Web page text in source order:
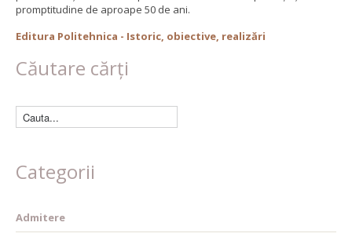
promptitudine de aproape 50 de ani.
Editura Politehnica - Istoric, obiective, realizări
Căutare cărți
Categorii
Admitere